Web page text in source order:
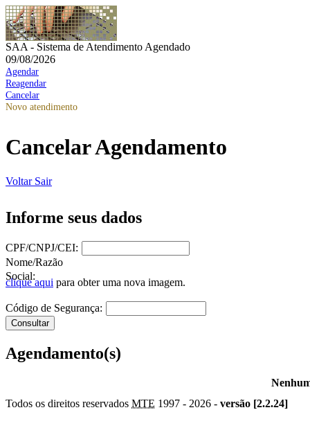
SAA - Sistema de Atendimento Agendado
09/08/2026
Agendar
Reagendar
Cancelar
Novo atendimento
Cancelar Agendamento
Voltar Sair
Informe seus dados
CPF/CNPJ/CEI:
Nome/Razão
Social:
clique aqui para obter uma nova imagem.
Código de Segurança:
Agendamento(s)
Todos os direitos reservados MTE 1997 - 2026 - versão [2.2.24]